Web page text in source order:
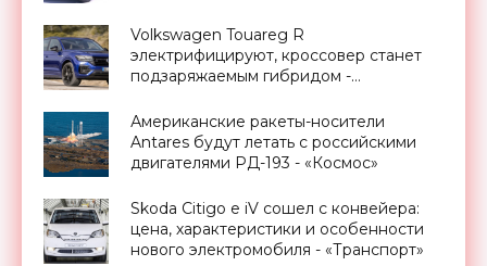
Volkswagen Touareg R
электрифицируют, кроссовер станет
подзаряжаемым гибридом -
Американские ракеты-носители
Antares будут летать с российскими
двигателями РД-193 - «Космос»
Skoda Citigo e iV сошел с конвейера:
цена, характеристики и особенности
нового электромобиля - «Транспорт»